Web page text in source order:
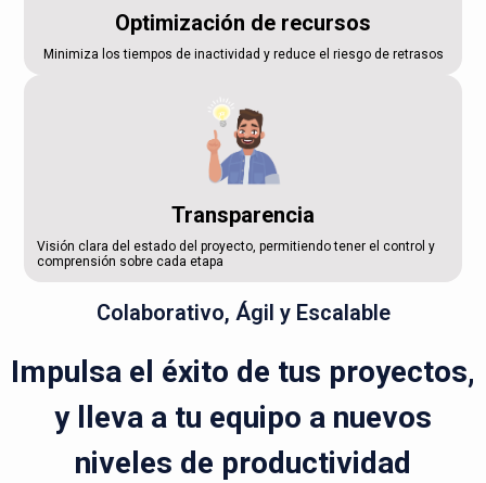
Optimización de recursos
Minimiza los tiempos de inactividad y reduce el riesgo de retrasos
Transparencia
Visión clara del estado del proyecto, permitiendo tener el control y
comprensión sobre cada etapa
Colaborativo, Ágil y Escalable
Impulsa el éxito de tus proyectos,
y lleva a tu equipo a nuevos
niveles de productividad